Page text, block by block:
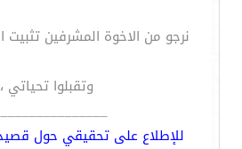
نرجو من الاخوة المشرفين
وتقبلوا تحياتي
للإطلاع على تحقيقي حول